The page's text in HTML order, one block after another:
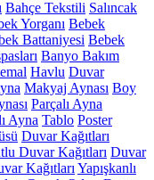
Bahçe Tekstili Salıncak
Yorganı Bebek
Battaniyesi Bebek
Banyo Bakım
Havlu Duvar
Makyaj Aynası Boy
Parçalı Ayna
Ayna Tablo Poster
Duvar Kağıtları
Duvar Kağıtları Duvar
Kağıtları Yapışkanlı